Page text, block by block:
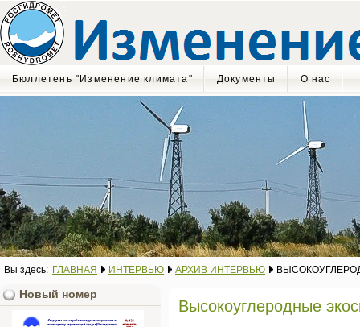
Бюллетень "Изменение климата" Документы О нас
Вы здесь: ГЛАВНАЯ ИНТЕРВЬЮ АРХИВ ИНТЕРВЬЮ
Высокоуглеродные
Новый номер